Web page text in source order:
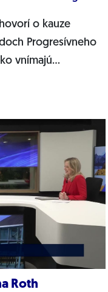
o kauze
Progresívneho
vnímajú
na obranu...
Roth